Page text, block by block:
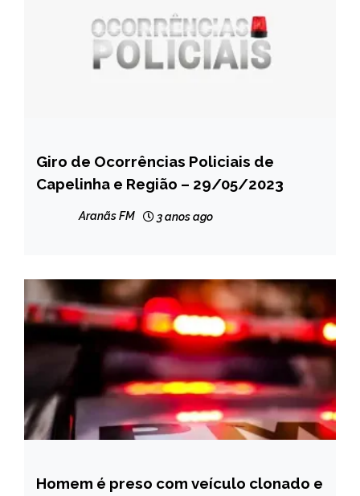
CAPELINHA
MINAS
Giro de Ocorrências Policiais de
Capelinha e Região – 29/05/2023
Aranãs FM 3 anos ago
CAPELINHA
Homem é preso com veículo clonado e